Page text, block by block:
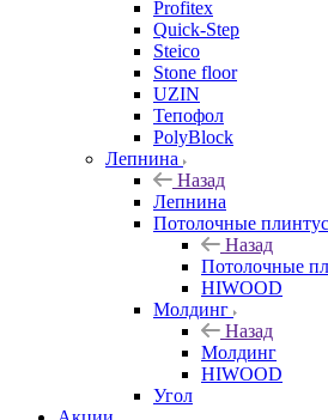
Profitex
Quick-Step
Steico
Stone floor
UZIN
Тепофол
PolyBlock
Лепнина
Назад
Лепнина
Потолочные
Назад
Потолочные
HIWOOD
Молдинг
Назад
Молдинг
HIWOOD
Угол